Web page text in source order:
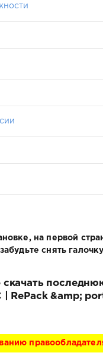
на первой
снять
скачать
RePack &amp;